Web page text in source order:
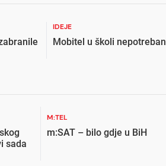
IDEJE
Mobitel u školi nepotreban
sada
M:TEL
m:SAT – bilo gdje u BiH